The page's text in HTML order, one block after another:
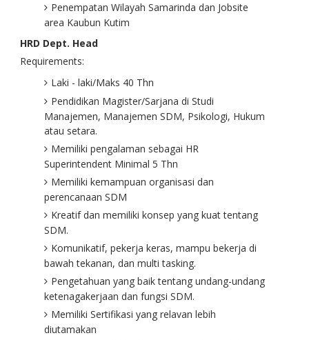
Penempatan Wilayah Samarinda dan Jobsite
area Kaubun Kutim
HRD Dept. Head
Requirements:
Laki - laki/Maks 40 Thn
Pendidikan Magister/Sarjana di Studi
Manajemen, Manajemen SDM, Psikologi, Hukum
atau setara.
Memiliki pengalaman sebagai HR
Superintendent Minimal 5 Thn
Memiliki kemampuan organisasi dan
perencanaan SDM
Kreatif dan memiliki konsep yang kuat tentang
SDM.
Komunikatif, pekerja keras, mampu bekerja di
bawah tekanan, dan multi tasking.
Pengetahuan yang baik tentang undang-undang
ketenagakerjaan dan fungsi SDM.
Memiliki Sertifikasi yang relavan lebih
diutamakan